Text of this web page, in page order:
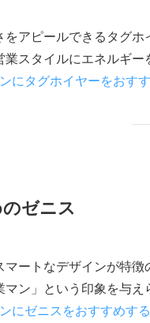
をアピールできるタグ
スタイルにエネルギー
にタグホイヤーをおす
ゼニス
ートなデザインが特
ン」という印象を与え
にゼニスをおすすめす